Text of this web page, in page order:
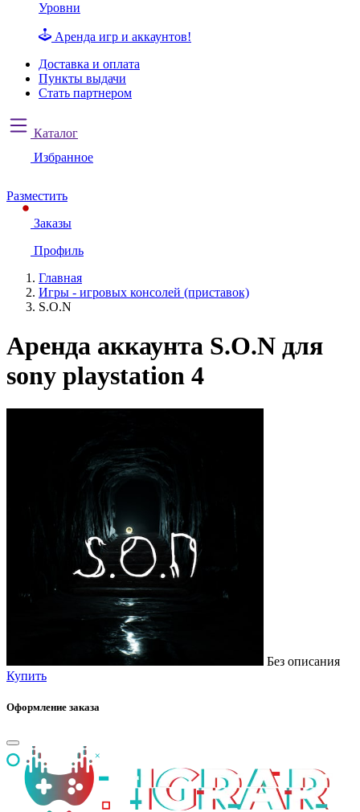
Уровни
Аренда игр и аккаунтов!
Доставка и оплата
Пункты выдачи
Стать партнером
Каталог
Избранное
Разместить
Заказы
Профиль
Главная
Игры - игровых консолей (приставок)
S.O.N
Аренда аккаунта S.O.N для
sony playstation 4
Без описания
Купить
Оформление заказа